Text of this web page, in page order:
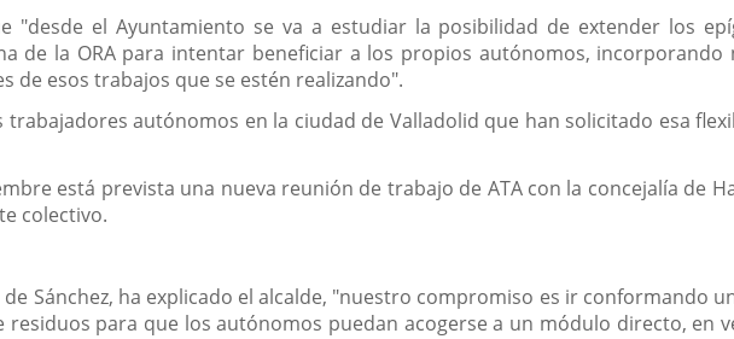
"desde el Ayuntamiento se va a estudiar la posibilidad de extender los
de la ORA para intentar beneficiar a los propios autónomos, incorporando
de esos trabajos que se estén realizando".
autónomos en la ciudad de Valladolid que han solicitado esa
está prevista una nueva reunión de trabajo de ATA con la concejalía de
colectivo.
Sánchez, ha explicado el alcalde, "nuestro compromiso es ir conformando
para que los autónomos puedan acogerse a un módulo directo, en